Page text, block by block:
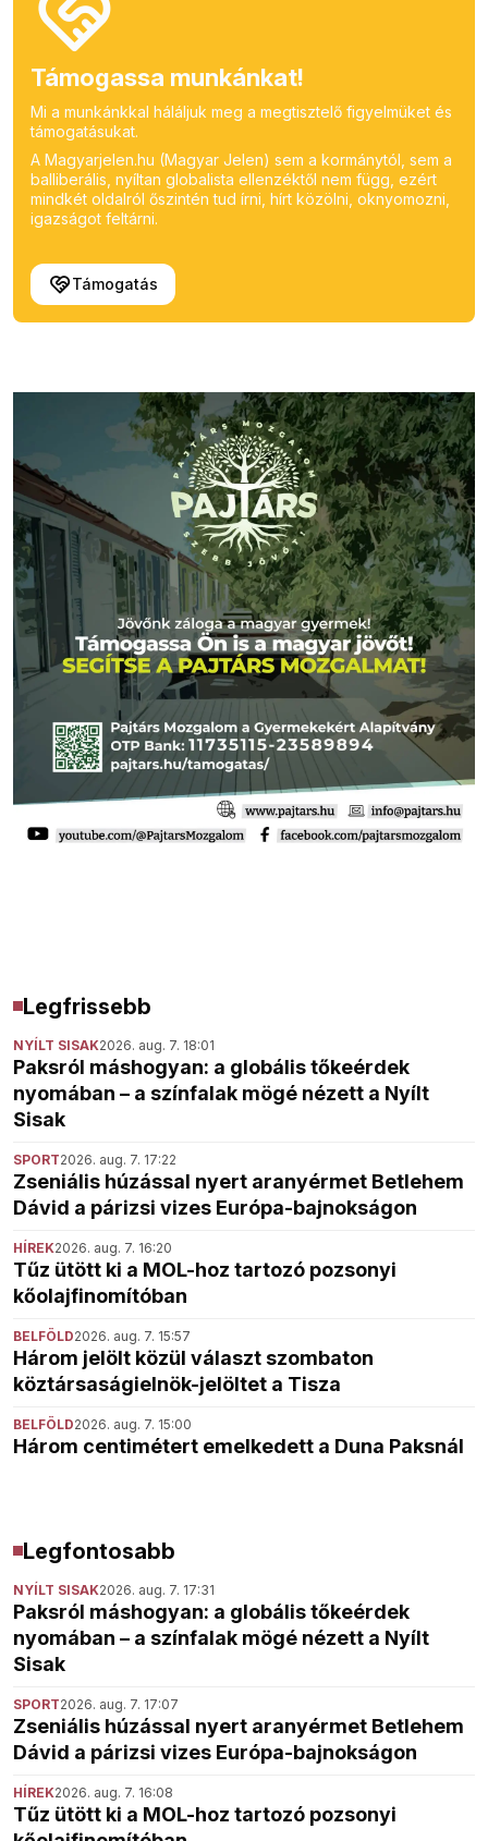
Támogassa munkánkat!
Mi a munkánkkal háláljuk meg a megtisztelő figyelmüket és
támogatásukat.
A Magyarjelen.hu (Magyar Jelen) sem a kormánytól, sem a
balliberális, nyíltan globalista ellenzéktől nem függ, ezért
mindkét oldalról őszintén tud írni, hírt közölni, oknyomozni,
igazságot feltárni.
Támogatás
Legfrissebb
NYÍLT SISAK2026. aug. 7. 18:01
Paksról máshogyan: a globális tőkeérdek
nyomában – a színfalak mögé nézett a Nyílt
Sisak
SPORT2026. aug. 7. 17:22
Zseniális húzással nyert aranyérmet Betlehem
Dávid a párizsi vizes Európa-bajnokságon
HÍREK2026. aug. 7. 16:20
Tűz ütött ki a MOL-hoz tartozó pozsonyi
kőolajfinomítóban
BELFÖLD2026. aug. 7. 15:57
Három jelölt közül választ szombaton
köztársaságielnök-jelöltet a Tisza
BELFÖLD2026. aug. 7. 15:00
Három centimétert emelkedett a Duna Paksnál
Legfontosabb
NYÍLT SISAK2026. aug. 7. 17:31
Paksról máshogyan: a globális tőkeérdek
nyomában – a színfalak mögé nézett a Nyílt
Sisak
SPORT2026. aug. 7. 17:07
Zseniális húzással nyert aranyérmet Betlehem
Dávid a párizsi vizes Európa-bajnokságon
HÍREK2026. aug. 7. 16:08
Tűz ütött ki a MOL-hoz tartozó pozsonyi